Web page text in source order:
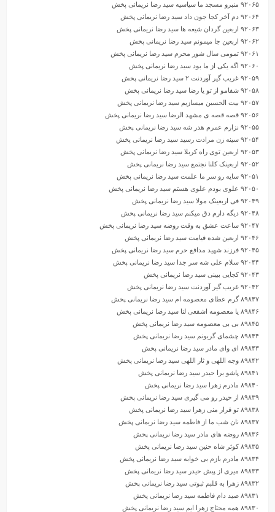
۹۲۰۶۵ منبرو مسجد ما سیاسیه سید رضا نریمانی پخش
۹۲۰۶۴ دم آخر کجا جون داد سید رضا نریمانی پخش
۹۲۰۶۳ اربعین گردان شیعه ها سید رضا نریمانی پخش
۹۲۰۶۲ اربعین جا میمونم سید رضا نریمانی پخش
۹۲۰۶۱ تمومی سال شور محرم سید رضا نریمانی پخش
۹۲۰۶۰ اگه یکی از ما بود سید رضا نریمانی پخش
۹۲۰۵۹ غریب گیر آوردنت ۲ سید رضا نریمانی پخش
۹۲۰۵۸ شفامو از تو یا رضا سید رضا نریمانی پخش
۹۲۰۵۷ بیت الحسین میسازیم سید رضا نریمانی پخش
۹۲۰۵۶ قصه قصه ی مشهد الرضا سید رضا نریمانی پخش
۹۲۰۵۵ نزارم عمرم هدر شه سید رضا نریمانی پخش
۹۲۰۵۴ سینه زن مرادت رسید سید رضا نریمانی پخش
۹۲۰۵۳ اربعین توی راه کربلا سید رضا نریمانی پخش
۹۲۰۵۲ اربعینک کلنا نجتمع سید رضا نریمانی پخش
۹۲۰۵۱ سایه رو سر ما علمت سید رضا نریمانی پخش
۹۲۰۵۰ علوی بودم علوی هستم سید رضا نریمانی پخش
۹۲۰۴۹ فی اربعینک مولا سید رضا نریمانی پخش
۹۲۰۴۸ دیگه دارم دق میکنم سید رضا نریمانی پخش
۹۲۰۴۷ ساعت عشق به وقت روضه سید رضا نریمانی پخش
۹۲۰۴۶ اربعین شده قیامت سید رضا نریمانی پخش
۹۲۰۴۵ فرزند شهید مدافع حرم سید رضا نریمانی پخش
۹۲۰۴۴ سلام علی شه سر جدا سید رضا نریمانی پخش
۹۲۰۴۳ کجایی ببینی سید رضا نریمانی پخش
۹۲۰۴۲ غریب گیر آوردنت سید رضا نریمانی پخش
۸۹۸۴۷ گرم عطای معصومه ام سید رضا نریمانی پخش
۸۹۸۴۶ یا معصومه اشفعی لنا سید رضا نریمانی پخش
۸۹۸۴۵ بی بی معصومه سید رضا نریمانی پخش
۸۹۸۴۴ چشمای گریونم سید رضا نریمانی پخش
۸۹۸۴۳ ای وای مادر سید رضا نریمانی پخش
۸۹۸۴۲ وجه اللهی و ثار اللهی سید رضا نریمانی پخش
۸۹۸۴۱ پاشو برا حیدر سید رضا نریمانی پخش
۸۹۸۴۰ مادرم زهرا سید رضا نریمانی پخش
۸۹۸۳۹ از حیدر رو می گیری سید رضا نریمانی پخش
۸۹۸۳۸ تو قرار منی زهرا سید رضا نریمانی پخش
۸۹۸۳۷ نان شب ما از فاطمه سید رضا نریمانی پخش
۸۹۸۳۶ روضه های مادر سید رضا نریمانی پخش
۸۹۸۳۵ کوثر شاه حنین سید رضا نریمانی پخش
۸۹۸۳۴ مادرم بازم بی خوابه سید رضا نریمانی پخش
۸۹۸۳۳ میری از پیش حیدر سید رضا نریمانی پخش
۸۹۸۳۲ زهرا به قلبم ثبوتی سید رضا نریمانی پخش
۸۹۸۳۱ صید دام فاطمه سید رضا نریمانی پخش
۸۹۸۳۰ همه محتاج زهرا ایم سید رضا نریمانی پخش